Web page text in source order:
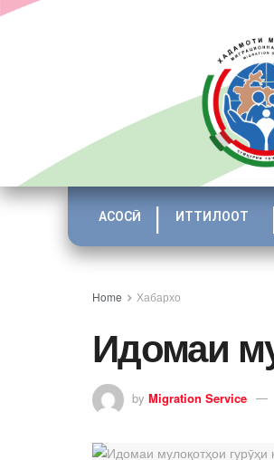
АСОСӢ ИТТИЛООТ
Home Хабархо
Идомаи
by Migration Service